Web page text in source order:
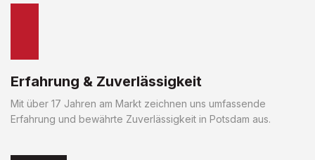
Erfahrung & Zuverlässigkeit
Mit über 17 Jahren am Markt zeichnen uns umfassende
Erfahrung und bewährte Zuverlässigkeit in Potsdam aus.